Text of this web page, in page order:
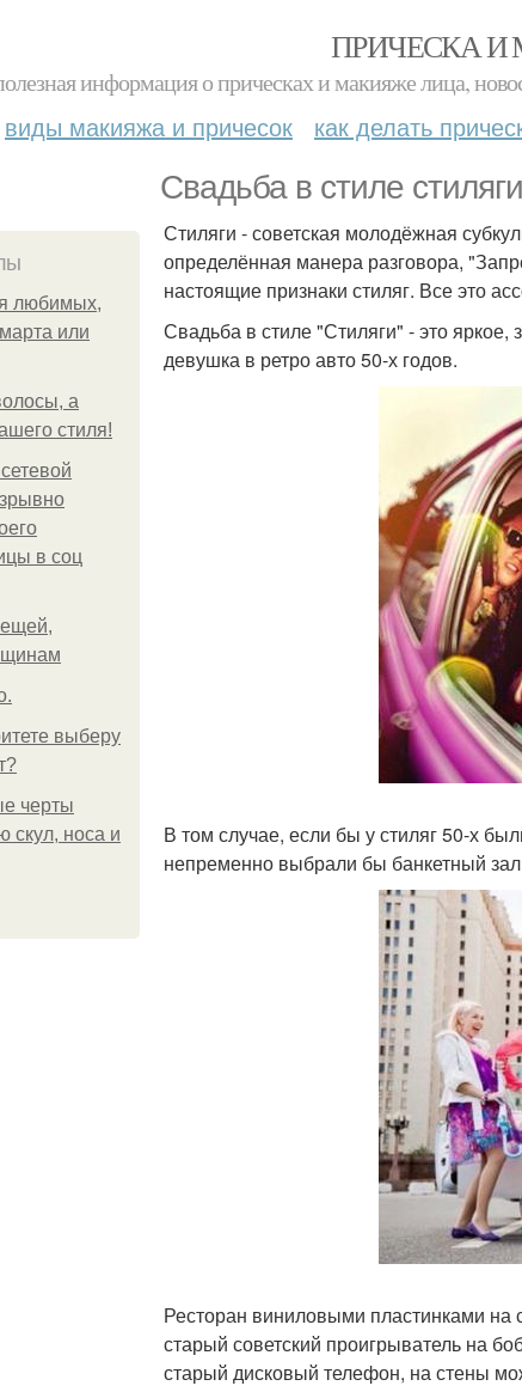
ПРИЧЕСКА
информация о прическах и макияже лица,
виды макияжа и причесок как делать
Свадьба в стиле
любимых,
или
а
стиля!
в соц
выберу
черты
скул, носа и
Стиляги - советская молодёжная
определённая манера разговора,
настоящие признаки стиляг. Все это
Свадьба в стиле "Стиляги" - это
девушка в ретро авто 50-х годов.
В том случае, если бы у стиляг 50-х
непременно выбрали бы банкетный
Ресторан виниловыми пластинками на
старый советский проигрыватель на
старый дисковый телефон, на стены